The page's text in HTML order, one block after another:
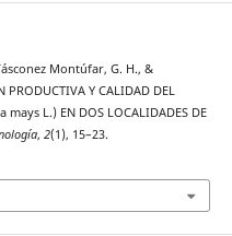
Montúfar, G. H., &
Y CALIDAD DEL
mays L.) EN DOS LOCALIDADES DE
, 2(1), 15–23.